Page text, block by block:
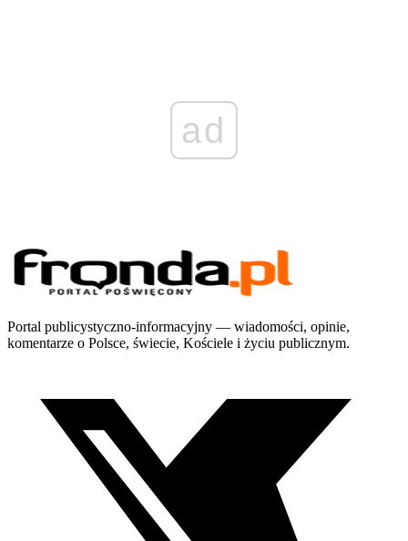
ad
Portal publicystyczno-informacyjny — wiadomości, opinie,
komentarze o Polsce, świecie, Kościele i życiu publicznym.